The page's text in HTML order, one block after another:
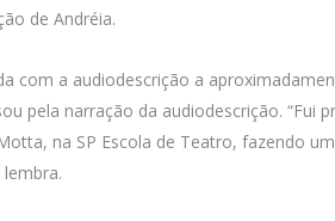
de Andréia.
com a audiodescrição a
pela narração da audiodescrição. “Fui
na SP Escola de Teatro, fazendo
lembra.